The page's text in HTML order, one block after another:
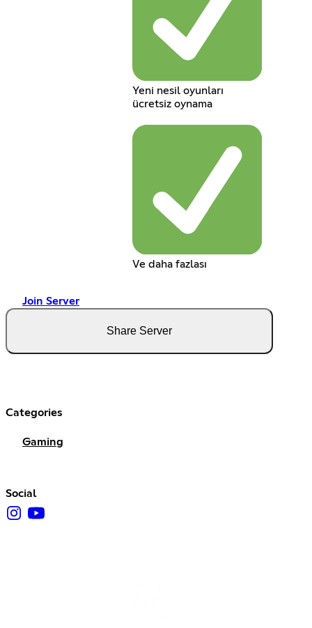
Yeni nesil oyunları
ücretsiz oynama
Ve daha fazlası
Join Server
Share Server
Categories
Gaming
Social